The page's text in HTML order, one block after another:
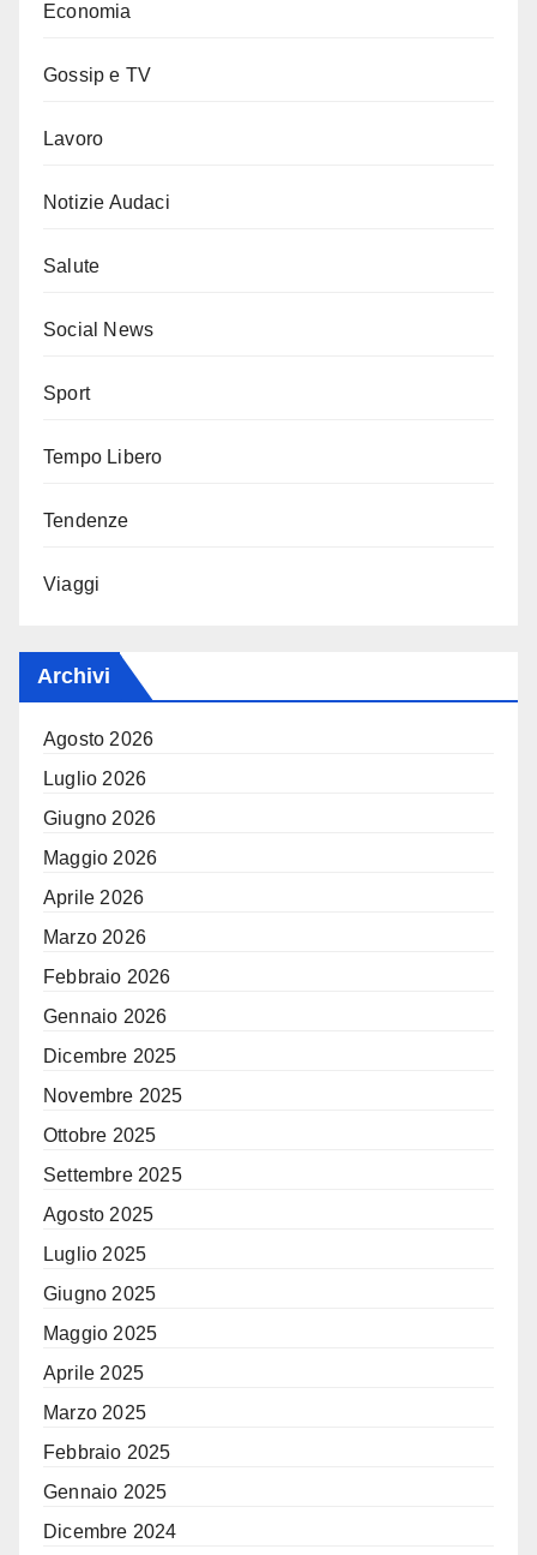
Economia
Gossip e TV
Lavoro
Notizie Audaci
Salute
Social News
Sport
Tempo Libero
Tendenze
Viaggi
Archivi
Agosto 2026
Luglio 2026
Giugno 2026
Maggio 2026
Aprile 2026
Marzo 2026
Febbraio 2026
Gennaio 2026
Dicembre 2025
Novembre 2025
Ottobre 2025
Settembre 2025
Agosto 2025
Luglio 2025
Giugno 2025
Maggio 2025
Aprile 2025
Marzo 2025
Febbraio 2025
Gennaio 2025
Dicembre 2024